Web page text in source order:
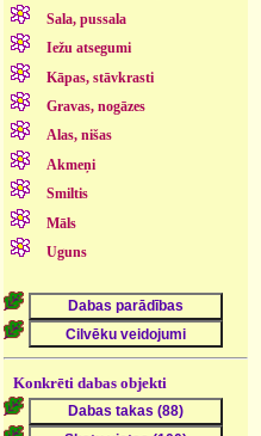
Sala, pussala
Iežu atsegumi
Kāpas, stāvkrasti
Gravas, nogāzes
Alas, nišas
Akmeņi
Smiltis
Māls
Uguns
Konkrēti dabas objekti